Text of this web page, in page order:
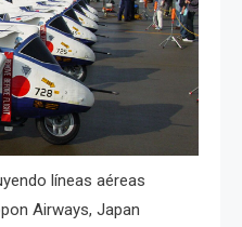
líneas aéreas
Airways, Japan